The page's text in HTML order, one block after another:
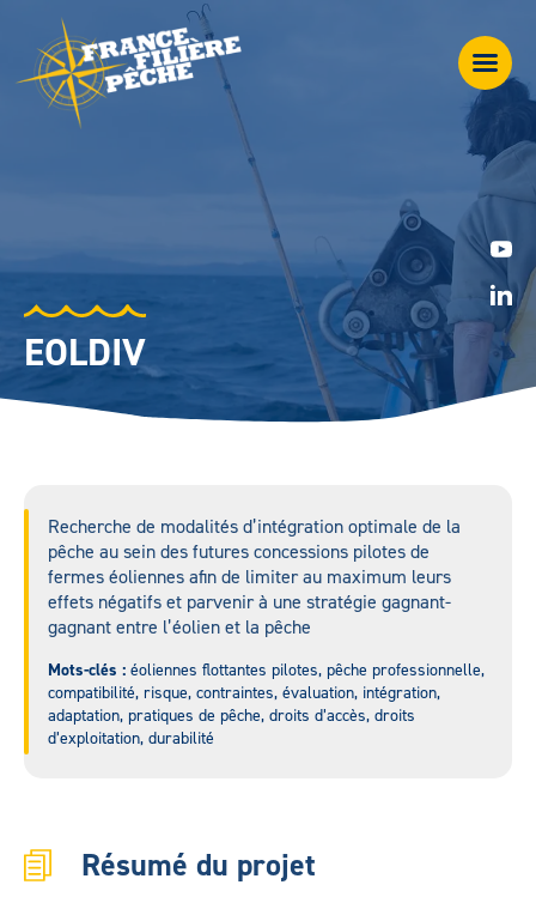
EOLDIV
Recherche de modalités d’intégration optimale de la
pêche au sein des futures concessions pilotes de
fermes éoliennes afin de limiter au maximum leurs
effets négatifs et parvenir à une stratégie gagnant-
gagnant entre l’éolien et la pêche
Mots-clés : éoliennes flottantes pilotes, pêche professionnelle,
compatibilité, risque, contraintes, évaluation, intégration,
adaptation, pratiques de pêche, droits d’accès, droits
d’exploitation, durabilité
Résumé du projet